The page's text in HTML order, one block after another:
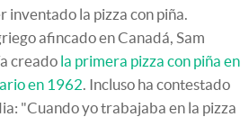
inventado la pizza con piña.
afincado en Canadá, Sam
creado la primera pizza con piña en
en 1962 . Incluso ha contestado
"Cuando yo trabajaba en la pizza